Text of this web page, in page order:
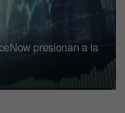
presionan a la